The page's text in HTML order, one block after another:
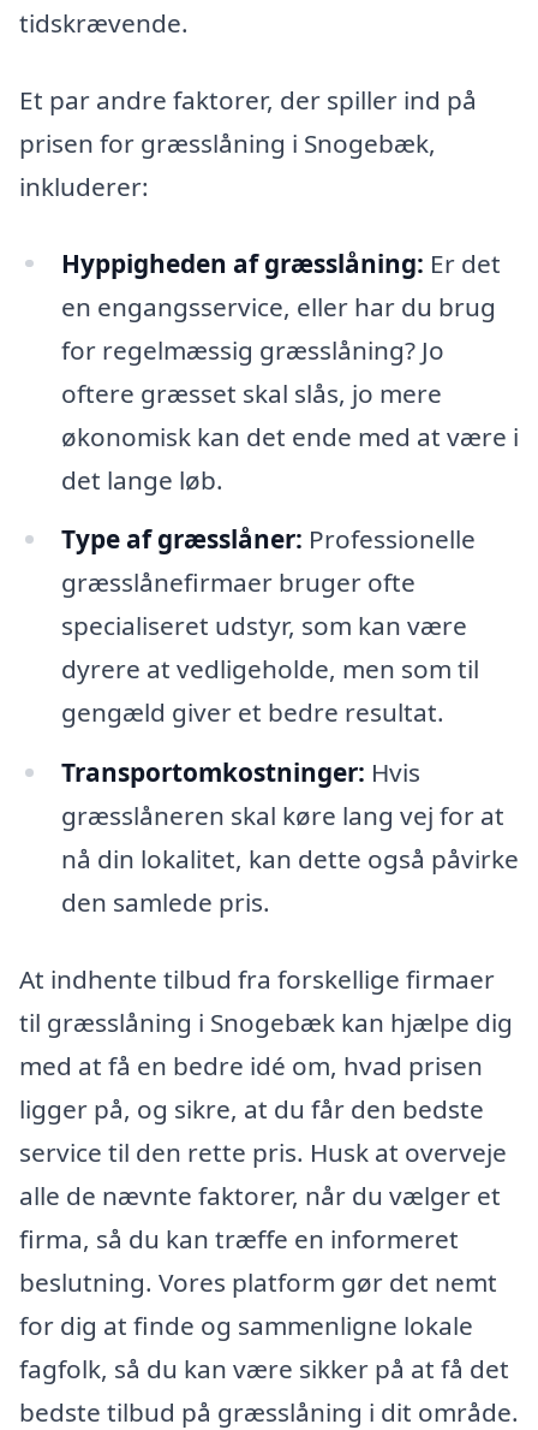
tidskrævende.
Et par andre faktorer, der spiller ind på
prisen for græsslåning i Snogebæk,
inkluderer:
Hyppigheden af græsslåning: Er det
en engangsservice, eller har du brug
for regelmæssig græsslåning? Jo
oftere græsset skal slås, jo mere
økonomisk kan det ende med at være i
det lange løb.
Type af græsslåner: Professionelle
græsslånefirmaer bruger ofte
specialiseret udstyr, som kan være
dyrere at vedligeholde, men som til
gengæld giver et bedre resultat.
Transportomkostninger: Hvis
græsslåneren skal køre lang vej for at
nå din lokalitet, kan dette også påvirke
den samlede pris.
At indhente tilbud fra forskellige firmaer
til græsslåning i Snogebæk kan hjælpe dig
med at få en bedre idé om, hvad prisen
ligger på, og sikre, at du får den bedste
service til den rette pris. Husk at overveje
alle de nævnte faktorer, når du vælger et
firma, så du kan træffe en informeret
beslutning. Vores platform gør det nemt
for dig at finde og sammenligne lokale
fagfolk, så du kan være sikker på at få det
bedste tilbud på græsslåning i dit område.